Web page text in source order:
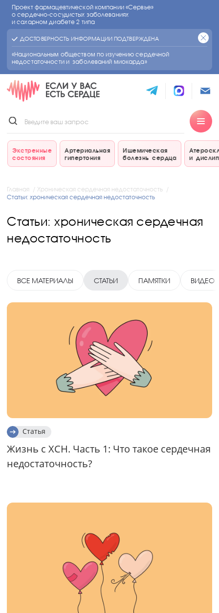
Проект фармацевтической компании «Сервье»
о сердечно-сосудистых заболеваниях
и сахарном диабете 2 типа
ДОСТОВЕРНОСТЬ ИНФОРМАЦИИ ПОДТВЕРЖДЕНА
«Национальным обществом по изучению сердечной
недостаточности и заболеваний миокарда»
Экстренные
состояния
Артериальная
гипертония
Ишемическая
болезнь сердца
и
Главная
Хроническая сердечная недостаточность
Статьи: хроническая сердечная недостаточность
Статьи: хроническая сердечная
недостаточность
ВСЕ МАТЕРИАЛЫ СТАТЬИ ПАМЯТКИ ВИДЕО
Статья
Жизнь с ХСН. Часть 1: Что такое сердечная
недостаточность?